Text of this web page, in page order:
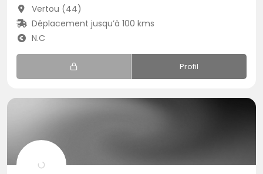
Vertou (44)
Déplacement jusqu’à 100 kms
N.C
Profil